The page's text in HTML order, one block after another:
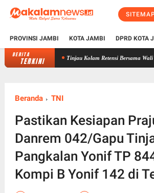
PROVINSI JAMBI KOTA JAMBI DPRD KOTA
BERITA
TERKINITinjau Kolam Retensi Bersama Wali Kota,
Beranda TNI
Pastikan Kesiapan
Danrem 042/Gapu
Pangkalan Yonif TP
Kompi B Yonif 142 di